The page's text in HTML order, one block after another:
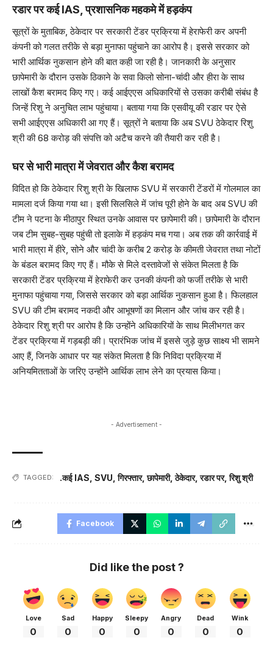
रडार पर कई IAS, प्रशासनिक महकमे में हड़कंप
सूत्रों के मुताबिक, ठेकेदार पर सरकारी टेंडर प्रक्रिया में हेराफेरी कर अपनी
कंपनी को गलत तरीके से बड़ा मुनाफा पहुंचाने का आरोप है। इससे सरकार को
भारी आर्थिक नुकसान होने की बात कही जा रही है। जानकारी के अनुसार
छापेमारी के दौरान उसके ठिकाने के सवा किलो सोना-चांदी और हीरा के साथ
लाखों कैश बरामद किए गए। कई आईएएस अधिकारियों से उसका करीबी संबंध है
जिन्हें रिशु ने अनुचित लाभ पहुंचाया। बताया गया कि एसवीयू की रडार पर ऐसे
सभी आईएएस अधिकारी आ गए हैं। सूत्रों ने बताया कि अब SVU ठेकेदार रिशु
श्री की 68 करोड़ की संपत्ति को अटैच करने की तैयारी कर रही है।
घर से भारी मात्रा में जेवरात और कैश बरामद
विदित हो कि ठेकेदार रिशु श्री के खिलाफ SVU में सरकारी टेंडरों में गोलमाल का
मामला दर्ज किया गया था। इसी सिलसिले में जांच पूरी होने के बाद अब SVU की
टीम ने पटना के मीठापुर स्थित उनके आवास पर छापेमारी की। छापेमारी के दौरान
जब टीम सुबह-सुबह पहुंची तो इलाके में हड़कंप मच गया। अब तक की कार्रवाई में
भारी मात्रा में हीरे, सोने और चांदी के करीब 2 करोड़ के कीमती जेवरात तथा नोटों
के बंडल बरामद किए गए हैं। मौके से मिले दस्तावेजों से संकेत मिलता है कि
सरकारी टेंडर प्रक्रिया में हेराफेरी कर उनकी कंपनी को फर्जी तरीके से भारी
मुनाफा पहुंचाया गया, जिससे सरकार को बड़ा आर्थिक नुकसान हुआ है। फिलहाल
SVU की टीम बरामद नकदी और आभूषणों का मिलान और जांच कर रही है।
ठेकेदार रिशु श्री पर आरोप है कि उन्होंने अधिकारियों के साथ मिलीभगत कर
टेंडर प्रक्रिया में गड़बड़ी की। प्रारंभिक जांच में इससे जुड़े कुछ साक्ष्य भी सामने
आए हैं, जिनके आधार पर यह संकेत मिलता है कि निविदा प्रक्रिया में
अनियमितताओं के जरिए उन्होंने आर्थिक लाभ लेने का प्रयास किया।
- Advertisement -
TAGGED: .कई IAS SVU ,गिरफ्तार,छापेमारी,ठेकेदार,रडार पर,रिशु श्री
Facebook
Did like the post ?
Love
0
Sad
0
Happy
0
Sleepy
0
Angry
0
Dead
0
Wink
0